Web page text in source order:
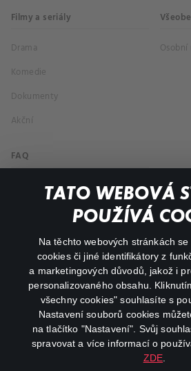
TATO WEBOVÁ
POUŽÍVÁ
Na těchto webových stránkách
cookies či jiné identifikátory z
a marketingových důvodů, jakož i
personalizovaného obsahu.
všechny cookies" souhlasíte s
Nastavení souborů cookies
na tlačítko "Nastavení". Svůj
spravovat a více informací o
ZDE
Filmy a seriály
Drama
Komedie
Dokumenty
Akční
Osobní
FAQ
Můj účet
Důležité odkazy
facebook